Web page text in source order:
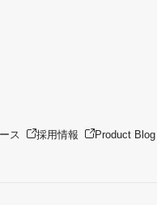
ス 採用情報 Product Blog